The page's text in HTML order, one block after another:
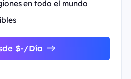
en todo el mundo
$-/Día